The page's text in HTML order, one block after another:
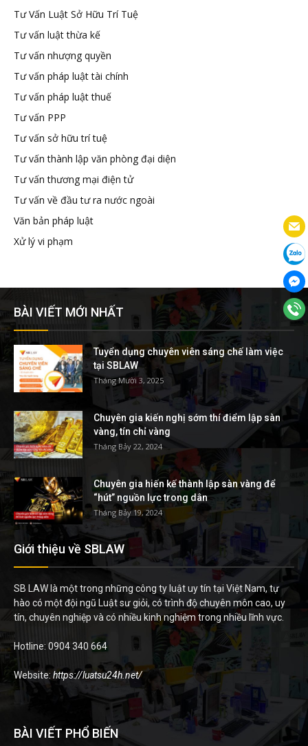
Tư Vấn Luật Sở Hữu Trí Tuệ
Tư vấn luật thừa kế
Tư vấn nhượng quyền
Tư vấn pháp luật tài chính
Tư vấn pháp luật thuế
Tư vấn PPP
Tư vấn sở hữu trí tuệ
Tư vấn thành lập văn phòng đại diện
Tư vấn thương mại điện tử
Tư vấn về đầu tư ra nước ngoài
Văn bản pháp luật
Xử lý vi phạm
BÀI VIẾT MỚI NHẤT
Tuyển dụng chuyên viên sáng chế làm việc
tại SBLAW
Tháng Mười 3, 2025
Chuyên gia kiến nghị sớm thí điểm lập sàn
vàng, tín chỉ vàng
Tháng Bảy 22, 2024
Chuyên gia hiến kế thành lập sàn vàng để
“hút” nguồn lực trong dân
Tháng Bảy 19, 2024
Giới thiệu về SBLAW
SB LAW là một trong những công ty luật uy tín tại Việt Nam, tự
hào có một đội ngũ Luật sư giỏi, có trình độ chuyên môn cao, uy
tín, chuyên nghiệp và có nhiều kinh nghiệm trong nhiều lĩnh vực.
Hotline: 0904 340 664
Website: https://luatsu24h.net/
BÀI VIẾT PHỔ BIẾN